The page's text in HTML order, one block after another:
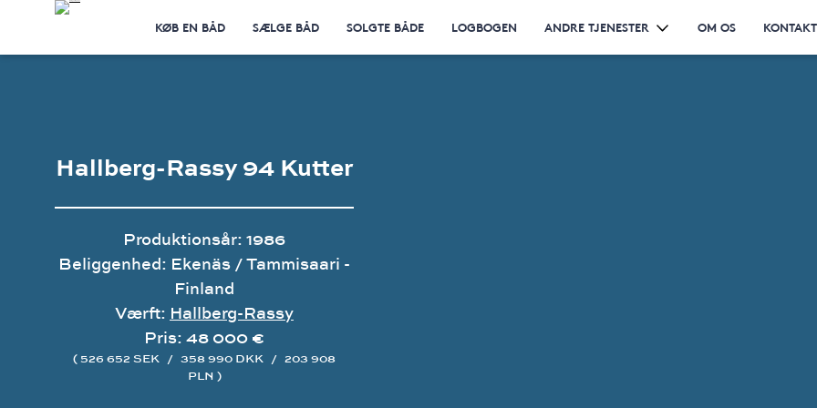
KØB EN BÅD SÆLGE BÅD SOLGTE BÅDE LOGBOGEN ANDRE TJENESTER OM OS
Hallberg-Rassy 94 Kutter
Produktionsår: 1986
Beliggenhed: Ekenäs / Tammisaari -
Finland
Værft: Hallberg-Rassy
Pris: 48 000 €
( 526 652 SEK / 358 990 DKK / 203 908
PLN )